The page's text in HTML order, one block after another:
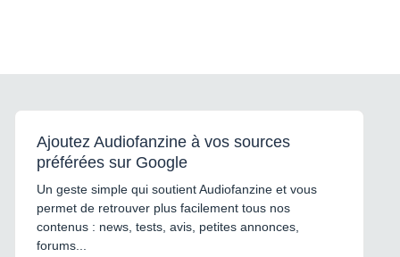
Ajoutez Audiofanzine à vos sources
préférées sur Google
Un geste simple qui soutient Audiofanzine et vous
permet de retrouver plus facilement tous nos
contenus : news, tests, avis, petites annonces,
forums...